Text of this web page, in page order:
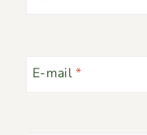
E-mail*